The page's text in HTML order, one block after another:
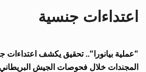
اعتداءات جنسية
"عملية بيانورا".. تحقيق يكشف اعتداءات
المجندات خلال فحوصات الجيش البريطاني